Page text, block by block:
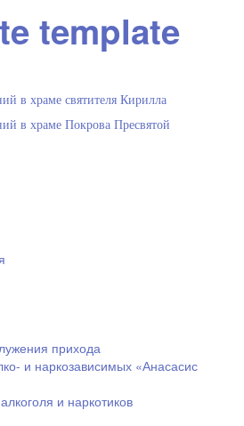
в храме святителя Кирилла
в храме Покрова Пресвятой
прихода
и наркозависимых «Анасасис
и наркотиков